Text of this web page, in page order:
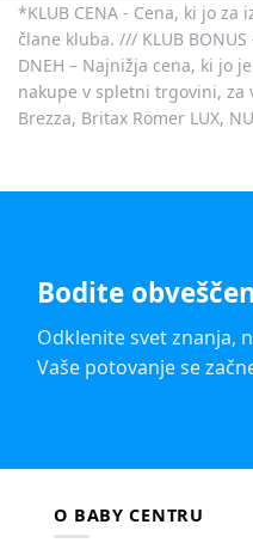
*KLUB CENA - Cena, ki jo
člane kluba. /// KLUB
DNEH – Najnižja cena, ki jo
nakupe v spletni trgovini, za
Brezza, Britax Römer LUX,
Bodite
Odklenite svet znanja,
Vaše potovanje se
O BABY CENTRU